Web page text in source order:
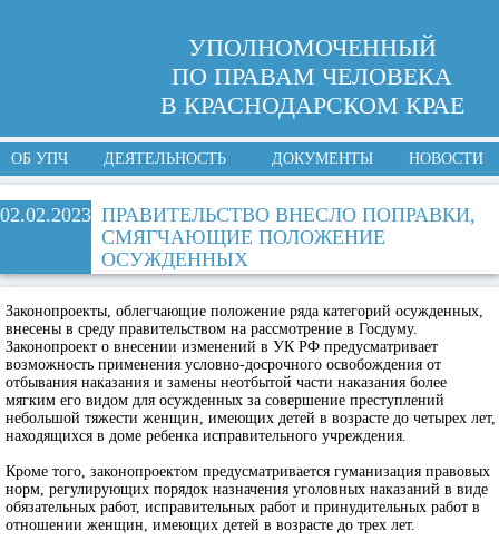
УПОЛНОМОЧЕННЫЙ
ПО ПРАВАМ ЧЕЛОВЕКА
В КРАСНОДАРСКОМ КРАЕ
ОБ УПЧ ДЕЯТЕЛЬНОСТЬ ДОКУМЕНТЫ НОВОСТИ
02.02.2023 ПРАВИТЕЛЬСТВО ВНЕСЛО ПОПРАВКИ,
СМЯГЧАЮЩИЕ ПОЛОЖЕНИЕ
ОСУЖДЕННЫХ
Законопроекты, облегчающие положение ряда категорий осужденных,
внесены в среду правительством на рассмотрение в Госдуму.
Законопроект о внесении изменений в УК РФ предусматривает
возможность применения условно-досрочного освобождения от
отбывания наказания и замены неотбытой части наказания более
мягким его видом для осужденных за совершение преступлений
небольшой тяжести женщин, имеющих детей в возрасте до четырех лет,
находящихся в доме ребенка исправительного учреждения.
Кроме того, законопроектом предусматривается гуманизация правовых
норм, регулирующих порядок назначения уголовных наказаний в виде
обязательных работ, исправительных работ и принудительных работ в
отношении женщин, имеющих детей в возрасте до трех лет.